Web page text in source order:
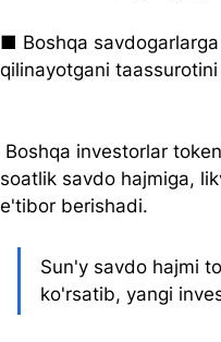
■ Boshqa
qilinayotgani
Boshqa investorlar
soatlik savdo hajmiga,
e'tibor berishadi.
Sun'y savdo hajmi
ko'rsatib, yangi